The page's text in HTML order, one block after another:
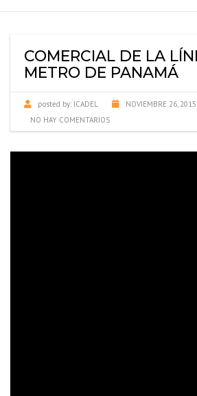
COMERCIAL DE LA
METRO DE PANAMÁ
posted by: ICADEL
NOVIEMBRE 26, 2015
NO HAY COMENTARIOS